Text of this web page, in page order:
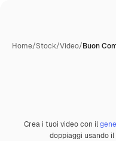
Home/Stock/Video/Buon
Premium
Crea i tuoi video con il
doppiaggi usando